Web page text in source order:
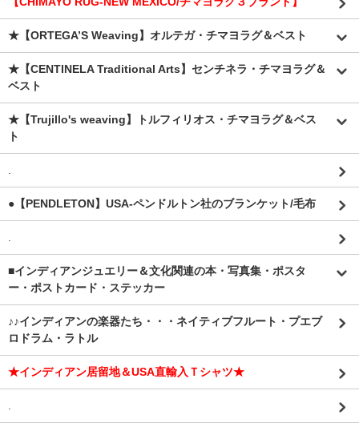
★【ORTEGA’S Weaving】オルテガ・チマヨラグ＆ベスト
★【CENTINELA Traditional Arts】センチネラ・チマヨラグ＆
ベスト
★【Trujillo's weaving】トルフィリオス・チマヨラグ＆ベス
ト
●【PENDLETON】USA-ペンドルトン社のブランケット/毛布
■インディアンジュエリー＆文化関連の本・写真集・ポスタ
ー・ポストカード・ステッカー
♪♪インディアンの楽器たち・・・ネイティブフルート・プエブ
ロドラム・ラトル
★インディアン居留地＆USA直輸入Ｔシャツ★